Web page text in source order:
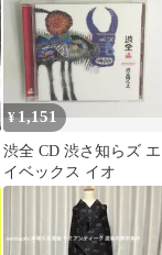
¥1,151
渋全 CD 渋さ知らズ エ
イベックス イオ